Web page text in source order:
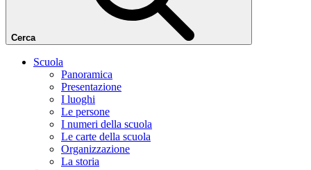
Cerca
Scuola
Panoramica
Presentazione
I luoghi
Le persone
I numeri della scuola
Le carte della scuola
Organizzazione
La storia